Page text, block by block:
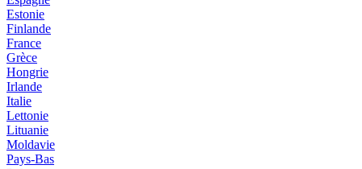
Estonie
Finlande
France
Grèce
Hongrie
Irlande
Italie
Lettonie
Lituanie
Moldavie
Pays-Bas